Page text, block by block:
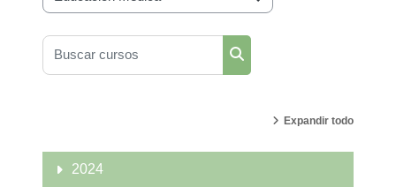
Categorías del curso
Buscar cursos
Buscar cursos
Expandir todo
2024